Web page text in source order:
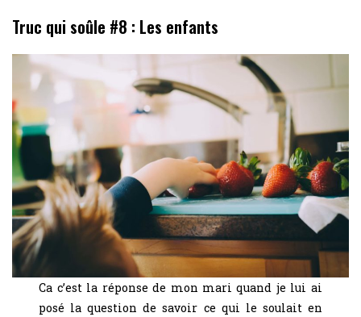
Truc qui soûle #8 : Les enfants
Ca c’est la réponse de mon mari quand je lui ai
posé la question de savoir ce qui le soulait en